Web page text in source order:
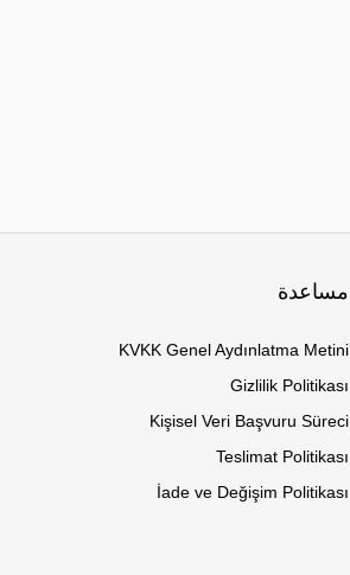
مساعدة
KVKK Genel Aydınlatma Metini
Gizlilik Politikası
Kişisel Veri Başvuru Süreci
Teslimat Politikası
İade ve Değişim Politikası